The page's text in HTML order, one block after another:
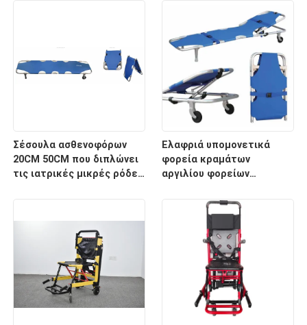
Σέσουλα ασθενοφόρων
20CM 50CM που διπλώνει
τις ιατρικές μικρές ρόδες
Ελαφριά υπομονετικά
φορεία κραμάτων
αργιλίου φορείων
κρεβάτι φορείων
έκτακτης ανάγκης
οπίσθιων στηριγμάτων